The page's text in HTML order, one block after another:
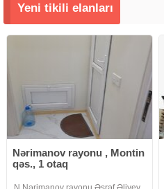
Yeni tikili elanları
Nərimanov rayonu , Montin
qəs., 1 otaq